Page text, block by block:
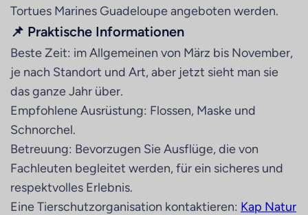
Tortues Marines Guadeloupe angeboten werden.
📌 Praktische Informationen
Beste Zeit: im Allgemeinen von März bis November,
je nach Standort und Art, aber jetzt sieht man sie
das ganze Jahr über.
Empfohlene Ausrüstung: Flossen, Maske und
Schnorchel.
Betreuung: Bevorzugen Sie Ausflüge, die von
Fachleuten begleitet werden, für ein sicheres und
respektvolles Erlebnis.
Eine Tierschutzorganisation kontaktieren: Kap Natur